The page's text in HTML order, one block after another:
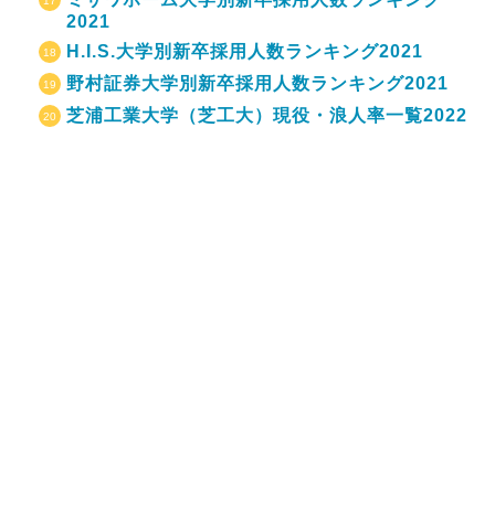
2021
H.I.S.大学別新卒採用人数ランキング2021
野村証券大学別新卒採用人数ランキング2021
芝浦工業大学（芝工大）現役・浪人率一覧2022